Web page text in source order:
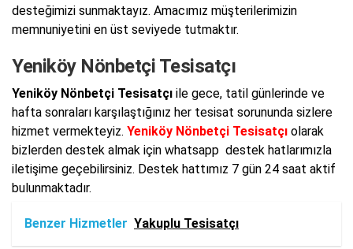
desteğimizi sunmaktayız. Amacımız müşterilerimizin
memnuniyetini en üst seviyede tutmaktır.
Yeniköy Nönbetçi Tesisatçı
Yeniköy Nönbetçi Tesisatçı ile gece, tatil günlerinde ve
hafta sonraları karşılaştığınız her tesisat sorununda sizlere
hizmet vermekteyiz. Yeniköy Nönbetçi Tesisatçı olarak
bizlerden destek almak için whatsapp destek hatlarımızla
iletişime geçebilirsiniz. Destek hattımız 7 gün 24 saat aktif
bulunmaktadır.
Benzer Hizmetler Yakuplu Tesisatçı